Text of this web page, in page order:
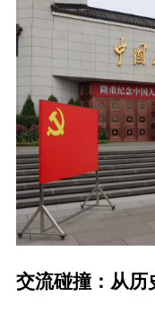
交流碰撞：从历